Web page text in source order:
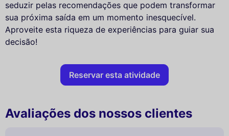
seduzir pelas recomendações que podem transformar
sua próxima saída em um momento inesquecível.
Aproveite esta riqueza de experiências para guiar sua
decisão!
Reservar esta atividade
Avaliações dos nossos clientes